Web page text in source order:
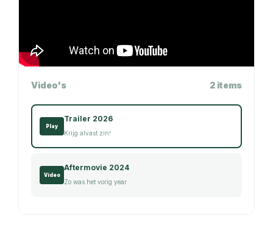
Video's 2 items
Play
Trailer 2026
Krijg alvast zin!
Video
Aftermovie 2024
Zo was het vorig year